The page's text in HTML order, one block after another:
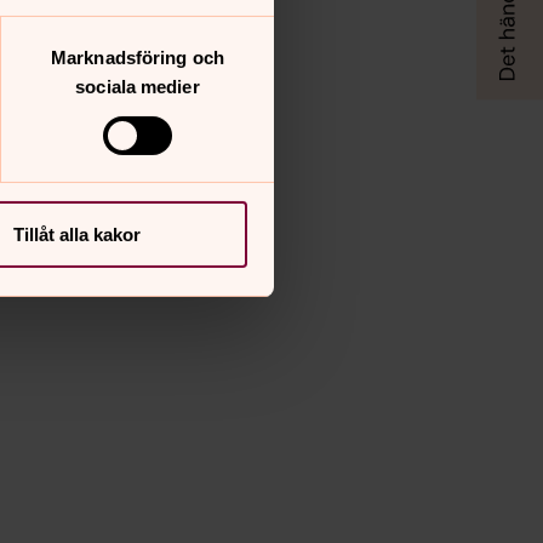
Marknadsföring och
sociala medier
Tillåt alla kakor